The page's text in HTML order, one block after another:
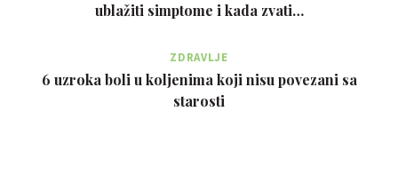
ublažiti simptome i kada zvati…
ZDRAVLJE
6 uzroka boli u koljenima koji nisu povezani sa
starosti